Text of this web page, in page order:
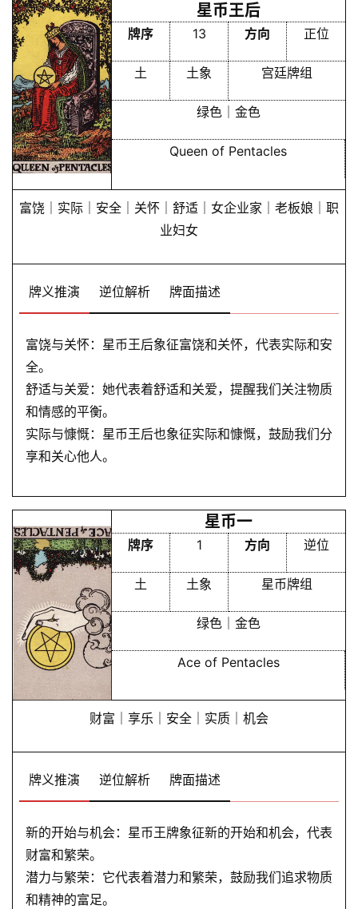
星币王后
牌序 13 方向 正位
土 土象 宫廷牌组
绿色｜金色
Queen of Pentacles
富饶｜实际｜安全｜关怀｜舒适｜女企业家｜老板娘｜职
业妇女
牌义推演 逆位解析 牌面描述
富饶与关怀：星币王后象征富饶和关怀，代表实际和安
全。
舒适与关爱：她代表着舒适和关爱，提醒我们关注物质
和情感的平衡。
实际与慷慨：星币王后也象征实际和慷慨，鼓励我们分
享和关心他人。
星币一
牌序 1 方向 逆位
土 土象 星币牌组
绿色｜金色
Ace of Pentacles
财富｜享乐｜安全｜实质｜机会
牌义推演 逆位解析 牌面描述
新的开始与机会：星币王牌象征新的开始和机会，代表
财富和繁荣。
潜力与繁荣：它代表着潜力和繁荣，鼓励我们追求物质
和精神的富足。